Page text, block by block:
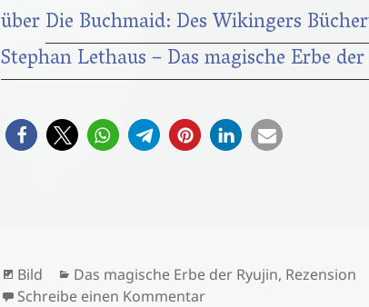
überDie Buchmaid: Des Wikingers
Stephan Lethaus – Das magische Erbe
Format
Bild Kategorien
Das magische Erbe der Ryujin, Rezension
Schreibe einen Kommentarzu Die Buchmaid: Des